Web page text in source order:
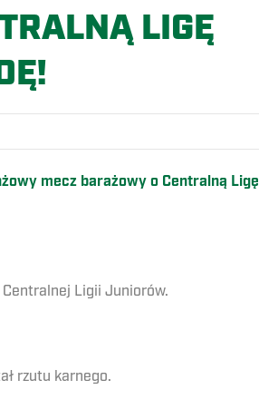
LIGĘ
mecz barażowy o Centralną Ligę
Ligii Juniorów.
rzutu karnego.